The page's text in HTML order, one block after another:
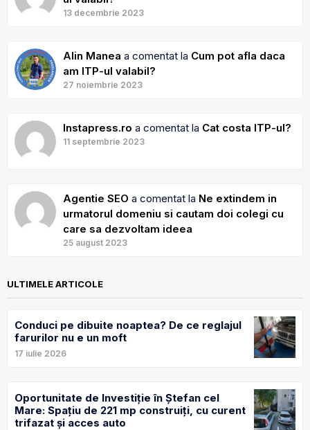
13 decembrie 2023
Alin Manea a comentat la Cum pot afla daca
am ITP-ul valabil?
27 noiembrie 2023
Instapress.ro a comentat la Cat costa ITP-ul?
11 septembrie 2023
Agentie SEO a comentat la Ne extindem in
urmatorul domeniu si cautam doi colegi cu
care sa dezvoltam ideea
25 august 2023
ULTIMELE ARTICOLE
Conduci pe dibuite noaptea? De ce reglajul
farurilor nu e un moft
17 iulie 2026
Oportunitate de Investiție în Ștefan cel
Mare: Spațiu de 221 mp construiți, cu curent
trifazat și acces auto